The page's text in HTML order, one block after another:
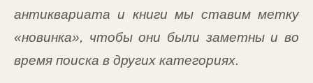
антиквариата и книги мы ставим метку
«новинка», чтобы они были заметны и во
время поиска в других категориях.